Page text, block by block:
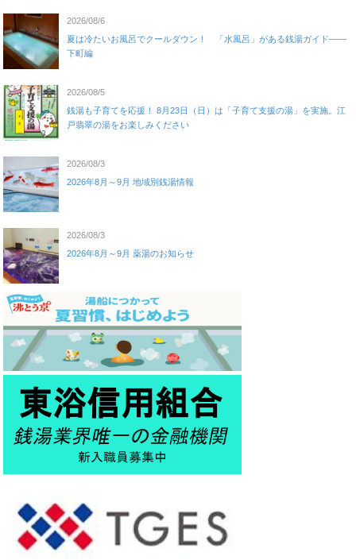
2026/08/6
夏は冷たいお風呂でクールダウン！ 「水風呂」がある銭湯ガイド——
下町編
2026/08/5
銭湯も子育てを応援！ 8月23日（日）は「子育て支援の湯」を実施。江
戸翡翠の湯をお楽しみください
2026/08/3
2026年8月～9月 地域別銭湯情報
2026/08/3
2026年8月～9月 薬湯のお知らせ